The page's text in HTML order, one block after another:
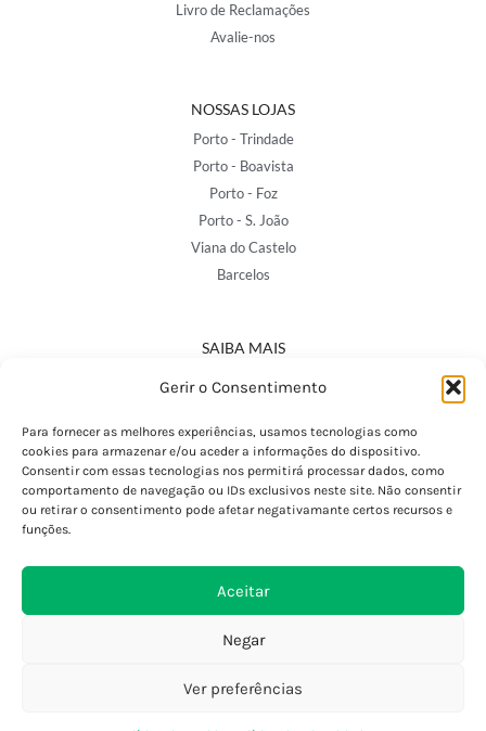
Gerir o Consentimento
Para fornecer as melhores experiências, usamos tecnologias como
cookies para armazenar e/ou aceder a informações do dispositivo.
Consentir com essas tecnologias nos permitirá processar dados, como
comportamento de navegação ou IDs exclusivos neste site. Não consentir
ou retirar o consentimento pode afetar negativamante certos recursos e
funções.
Aceitar
Negar
Ver preferências
Livro de Reclamações
Avalie-nos
NOSSAS LOJAS
Porto - Trindade
Porto - Boavista
Porto - Foz
Porto - S. João
Viana do Castelo
Barcelos
SAIBA MAIS
Política de Privacidade
Termos e Condições
Perguntas Frequentes
Custos de Envio
Encomendas Internacionais
Devoluções e Trocas